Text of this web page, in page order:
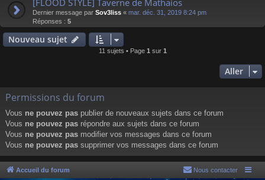
Dernier message par Sov3liss « mar. déc. 31, 2019 8:24 pm
Réponses : 5
Nouveau sujet
11 sujets • Page 1 sur 1
Aller
Permissions du forum
Vous ne pouvez pas publier de nouveaux sujets dans ce forum
Vous ne pouvez pas répondre aux sujets dans ce forum
Vous ne pouvez pas modifier vos messages dans ce forum
Vous ne pouvez pas supprimer vos messages dans ce forum
Accueil du forum Nous contacter